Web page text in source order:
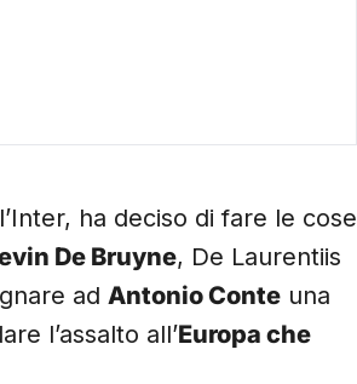
ha deciso di fare le cose
De Bruyne, De Laurentiis
ad Antonio Conte una
l’assalto all’Europa che